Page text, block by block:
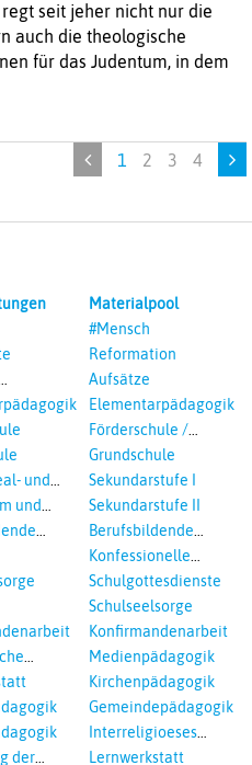
seit jeher nicht nur die
auch die theologische
für das Judentum, in dem
1 2 3 4
und
und
Lernen
der
Materialpool
#Mensch
Reformation
Aufsätze
Elementarpädagogik
Förderschule /
Inklusion
Grundschule
Sekundarstufe I
Sekundarstufe II
Berufsbildende
Schulen
Konfessionelle
Kooperation
Schulgottesdienste
Schulseelsorge
Konfirmandenarbeit
Medienpädagogik
Kirchenpädagogik
Gemeindepädagogik
Interreligioeses
Lernen
Lernwerkstatt